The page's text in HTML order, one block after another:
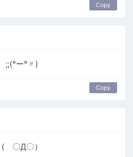
Copy
;;(°ー°〃)
Copy
( 〇Д〇）